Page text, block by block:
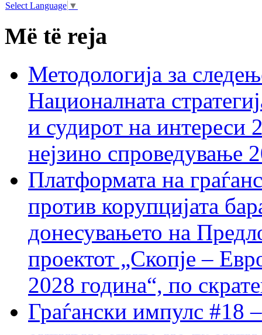
Select Language ▼
Më të reja
Методологија за
Националната
и судирот на интереси
нејзино спроведување
Платформата на
против корупцијата
донесувањето на
проектот „Скопје –
2028 година“, по
Граѓански импулс #18